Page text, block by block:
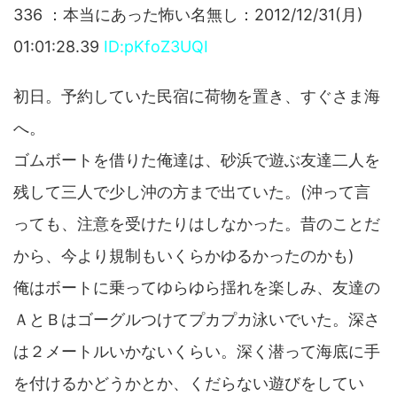
336 ：本当にあった怖い名無し：2012/12/31(月)
01:01:28.39 ID:pKfoZ3UQI
初日。予約していた民宿に荷物を置き、すぐさま海
へ。
ゴムボートを借りた俺達は、砂浜で遊ぶ友達二人を
残して三人で少し沖の方まで出ていた。(沖って言
っても、注意を受けたりはしなかった。昔のことだ
から、今より規制もいくらかゆるかったのかも)
俺はボートに乗ってゆらゆら揺れを楽しみ、友達の
ＡとＢはゴーグルつけてプカプカ泳いでいた。深さ
は２メートルいかないくらい。深く潜って海底に手
を付けるかどうかとか、くだらない遊びをしてい